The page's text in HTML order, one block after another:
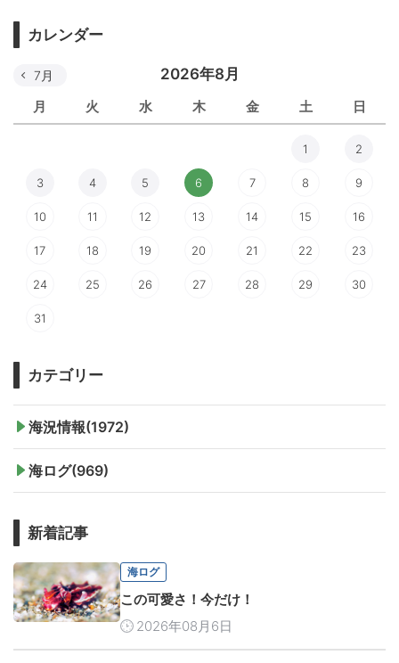
カレンダー
2026年8月
月 火 水 木 金 土 日
7月
1 2
3 4 5 6 7 8 9
10 11 12 13 14 15 16
17 18 19 20 21 22 23
24 25 26 27 28 29 30
31
カテゴリー
海況情報(1972)
海ログ(969)
新着記事
海ログ
この可愛さ！今だけ！
2026年08月6日